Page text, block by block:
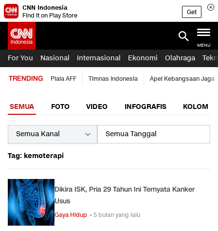
CNN Indonesia
Find it on Play Store
Get
MENU
For You Nasional Internasional Ekonomi Olahraga
TRENDING Piala AFF Timnas Indonesia Apel Kebangsaan Jaga
SEMUA FOTO VIDEO INFOGRAFIS KOLOM
Tag: kemoterapi
Dikira ISK, Pria 29 Tahun Ini Ternyata Kanker
Usus
Gaya Hidup • 5 bulan yang lalu